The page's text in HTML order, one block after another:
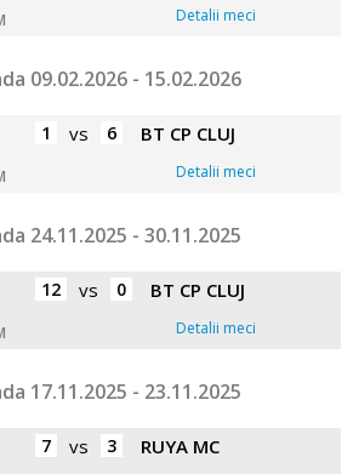
Detalii meci
09.02.2026 - 15.02.2026
1 vs 6 BT CP CLUJ
Detalii meci
24.11.2025 - 30.11.2025
12 vs 0 BT CP CLUJ
Detalii meci
17.11.2025 - 23.11.2025
7 vs 3 RUYA MC